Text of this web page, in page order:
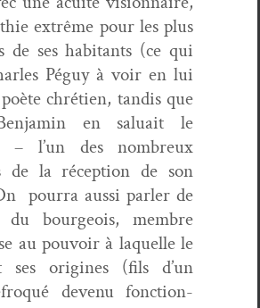
extrême pour les plus
de ses habi­tants (ce qui
Péguy à voir en lui
chré­tien, tan­dis que
en salu­ait le
– l’un des nom­breux
de la récep­tion de son
pour­ra aus­si par­ler de
bour­geois, mem­bre
au pou­voir à laque­lle le
ses orig­ines (fils d’un
devenu fonc­tion­